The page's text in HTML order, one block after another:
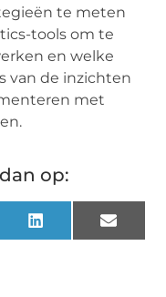
te meten
tools om te
en welke
van de inzichten
met
op:
LinkedIn Email